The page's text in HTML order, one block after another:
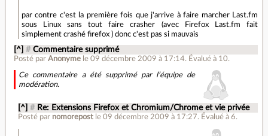
par contre c'est la première fois que j'arrive à faire marcher Last.fm
sous Linux sans tout faire crasher (avec Firefox Last.fm fait
simplement crashé firefox ) donc c'est pas si mauvais
[^] # Commentaire supprimé
Posté parAnonyme le 09 décembre 2009 à 17:14. Évalué à 10.
Ce commentaire a été supprimé par l’équipe de
modération.
[^] # Re: Extensions Firefox et Chromium/Chrome et vie privée
Posté par nomorepost le 09 décembre 2009 à 17:27. Évalué à 6.